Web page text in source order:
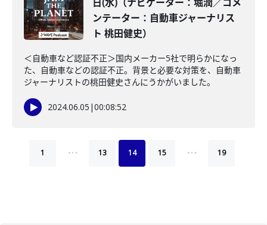
ンテーター：自動車ジャーナリス
ト 桃田健史）
＜自動車など認証不正＞国内メーカー5社で明らかになっ
た、自動車などの認証不正。背景と必要な対策を、自動車
ジャーナリストの桃田健史さんにうかがいました。
2024.06.05 |00:08:52
1 … 13 14 15 … 19